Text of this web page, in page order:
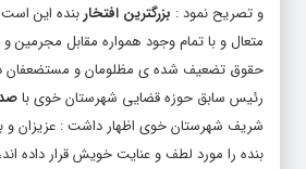
و تصریح نمود : بزرگترین افتخاربنده این است
متعال و با تمام وجود همواره مقابل مجرمین
حقوق تضعیف شده ی مظلومان و مستضعفان
رئیس سابق حوزه قضایی شهرستان خوی با
شریف شهرستان خوی اظهار داشت : عزیزان و
بنده را مورد لطف و عنایت خویش قرار داده